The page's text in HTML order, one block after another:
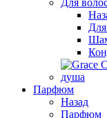
Для
Парфюм
Назад
Парфюм